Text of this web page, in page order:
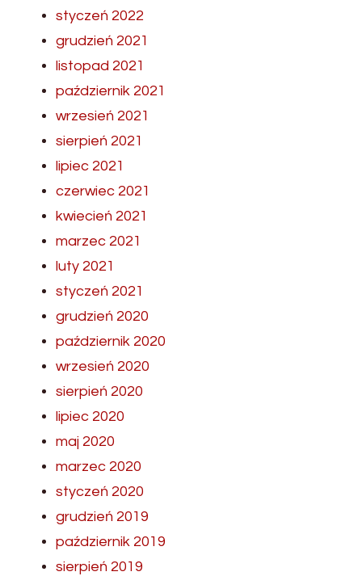
styczeń 2022
grudzień 2021
listopad 2021
październik 2021
wrzesień 2021
sierpień 2021
lipiec 2021
czerwiec 2021
kwiecień 2021
marzec 2021
luty 2021
styczeń 2021
grudzień 2020
październik 2020
wrzesień 2020
sierpień 2020
lipiec 2020
maj 2020
marzec 2020
styczeń 2020
grudzień 2019
październik 2019
sierpień 2019